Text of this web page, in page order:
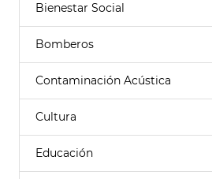
Bienestar Social
Bomberos
Contaminación Acústica
Cultura
Educación